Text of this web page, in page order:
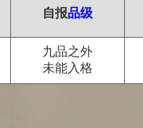
自报品级
九品之外
未能入格